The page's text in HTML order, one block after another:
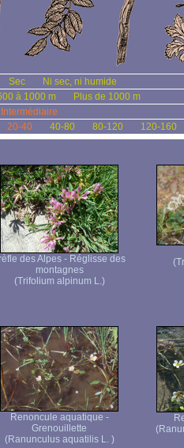
Sec
Ni sec, ni humide
à 1000 m
Plus de 1000 m
Intermédiaire
20-40 40-80 80-120 120-160
des Alpes - Réglisse des
montagnes
(Trifolium alpinum L.)
Renoncule aquatique -
Grenouillette
(Ranunculus aquatilis L. )